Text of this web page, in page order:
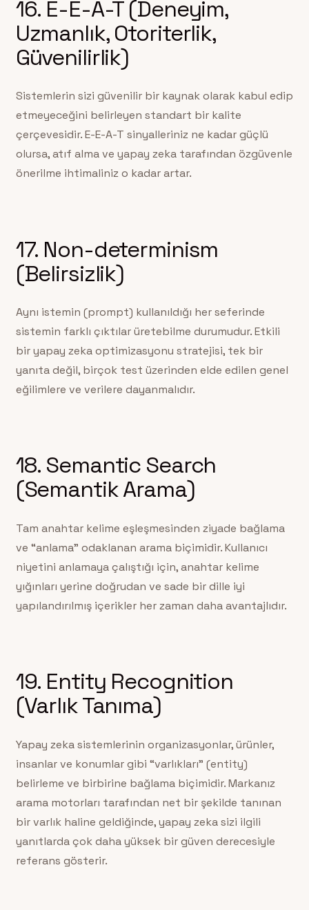
16. E-E-A-T (Deneyim,
Uzmanlık, Otoriterlik,
Güvenilirlik)
Sistemlerin sizi güvenilir bir kaynak olarak kabul edip
etmeyeceğini belirleyen standart bir kalite
çerçevesidir. E-E-A-T sinyalleriniz ne kadar güçlü
olursa, atıf alma ve yapay zeka tarafından özgüvenle
önerilme ihtimaliniz o kadar artar.
17. Non-determinism
(Belirsizlik)
Aynı istemin (prompt) kullanıldığı her seferinde
sistemin farklı çıktılar üretebilme durumudur. Etkili
bir yapay zeka optimizasyonu stratejisi, tek bir
yanıta değil, birçok test üzerinden elde edilen genel
eğilimlere ve verilere dayanmalıdır.
18. Semantic Search
(Semantik Arama)
Tam anahtar kelime eşleşmesinden ziyade bağlama
ve “anlama” odaklanan arama biçimidir. Kullanıcı
niyetini anlamaya çalıştığı için, anahtar kelime
yığınları yerine doğrudan ve sade bir dille iyi
yapılandırılmış içerikler her zaman daha avantajlıdır.
19. Entity Recognition
(Varlık Tanıma)
Yapay zeka sistemlerinin organizasyonlar, ürünler,
insanlar ve konumlar gibi “varlıkları” (entity)
belirleme ve birbirine bağlama biçimidir. Markanız
arama motorları tarafından net bir şekilde tanınan
bir varlık haline geldiğinde, yapay zeka sizi ilgili
yanıtlarda çok daha yüksek bir güven derecesiyle
referans gösterir.